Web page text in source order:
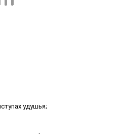
удушья;